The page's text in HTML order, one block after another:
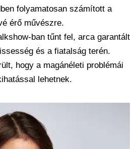
folyamatosan számított a
érő művészre.
ban tűnt fel, arca garantált
és a fiatalság terén.
hogy a magánéleti problémái
lehetnek.